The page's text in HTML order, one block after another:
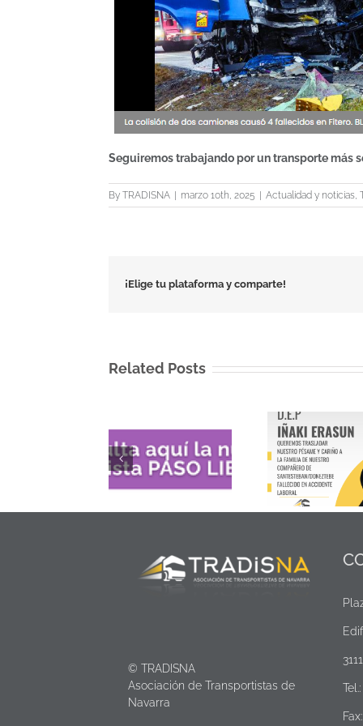
Seguiremos trabajando por un transporte más
ByTRADISNA marzo 10th, 2025 Actualidad y noticias,
¡Elige tu plataforma y comparte!
Related Posts
Comunicado de
cese
© TRADISNA
Asociación de Transportistas de
Navarra